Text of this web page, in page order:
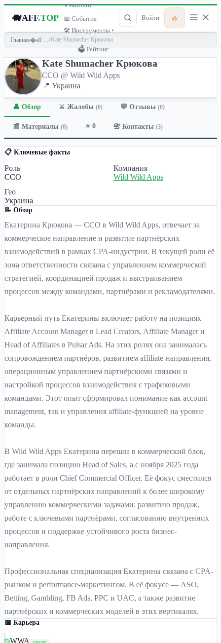
🐗AFF.TOP
🎙 Контент ▾
📅 События
🛠 Инструменты ▾
🗳 Рейтинг
Войти 🔥
Главная › Kate Shumacher Крюкова
Kate Shumacher Крюкова
CCO @ Wild Wild Apps
📍 Украина
👤 Обзор ⚔️ Жалобы (0) 💬 Отзывы (0)
📰 Материалы (0) ⭐ 0 📇 Контакты (3)
📋 Ключевые факты
Роль
CCO
Компания
Wild Wild Apps
Гео
Украина
📝 Обзор
Екатерина Крюкова — CCO в Wild Wild Apps, отвечает за
коммерческое направление и развитие партнёрских
взаимодействий в рамках CPA-индустрии. В текущей роли её
зона ответственности связана с управлением коммерческой
стратегией, координацией продаж и выстраиванием
процессов между командами, партнёрами и рекламодателями.
Карьерный путь Екатерины включает работу на позициях
Affiliate Account Manager в Lead Creators, Affiliate Manager и
Head of Affiliates в Pulsar Ads. На этих ролях она занималась
сопровождением партнёров, развитием affiliate-направления,
операционным управлением партнёрскими связями и
настройкой процессов взаимодействия с трафиковыми
командами. Этот опыт сформировал понимание как account
management, так и управления affiliate-функцией на уровне
команды.
В Wild Wild Apps Екатерина перешла в коммерческий блок,
где занимала позицию Head of Sales, а с ноября 2025 года
работает в роли Chief Commercial Officer. Её фокус сместился
от отдельных партнёрских направлений к более широкому
управлению коммерческими задачами: развитию продаж,
работе с ключевыми партнёрами, согласованию внутренних
процессов и поддержке устойчивого роста бизнес-
направления.
Профессиональная специализация Екатерины связана с CPA-
рынком и performance-маркетингом. В её фокусе — ASO,
Betting, Gambling, FB Ads, PPC и UAC, а также развитие
партнёрских и коммерческих моделей в этих вертикалях.
📅 Карьера
WWA current